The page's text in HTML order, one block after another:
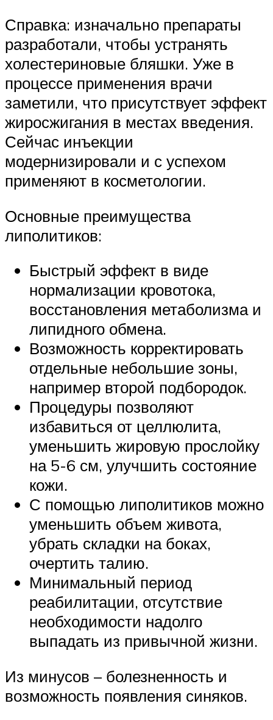
Справка: изначально препараты
разработали, чтобы устранять
холестериновые бляшки. Уже в
процессе применения врачи
заметили, что присутствует эффект
жиросжигания в местах введения.
Сейчас инъекции
модернизировали и с успехом
применяют в косметологии.
Основные преимущества
липолитиков:
Быстрый эффект в виде
нормализации кровотока,
восстановления метаболизма и
липидного обмена.
Возможность корректировать
отдельные небольшие зоны,
например второй подбородок.
Процедуры позволяют
избавиться от целлюлита,
уменьшить жировую прослойку
на 5-6 см, улучшить состояние
кожи.
С помощью липолитиков можно
уменьшить объем живота,
убрать складки на боках,
очертить талию.
Минимальный период
реабилитации, отсутствие
необходимости надолго
выпадать из привычной жизни.
Из минусов – болезненность и
возможность появления синяков.